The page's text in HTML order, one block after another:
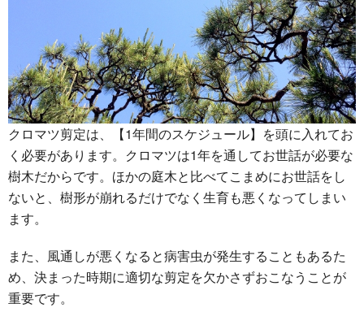
クロマツ剪定は、【1年間のスケジュール】を頭に入れてお
く必要があります。クロマツは1年を通してお世話が必要な
樹木だからです。ほかの庭木と比べてこまめにお世話をし
ないと、樹形が崩れるだけでなく生育も悪くなってしまい
ます。
また、風通しが悪くなると病害虫が発生することもあるた
め、決まった時期に適切な剪定を欠かさずおこなうことが
重要です。